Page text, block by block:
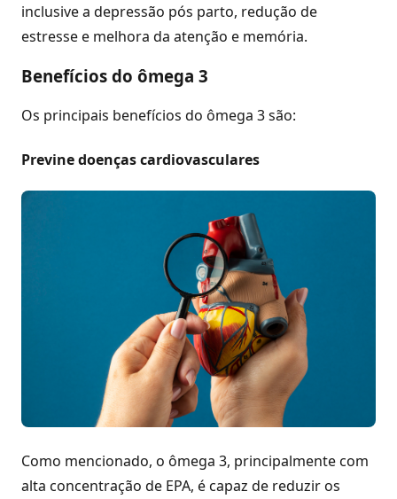
inclusive a depressão pós parto, redução de
estresse e melhora da atenção e memória.
Benefícios do ômega 3
Os principais benefícios do ômega 3 são:
Previne doenças cardiovasculares
Como mencionado, o ômega 3, principalmente com
alta concentração de EPA, é capaz de reduzir os